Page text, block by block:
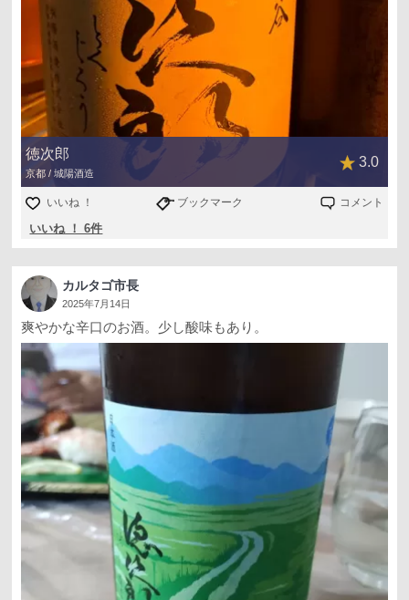
徳次郎
京都 / 城陽酒造
3.0
いいね ！ ブックマーク コメント
いいね ！ 6件
カルタゴ市長
2025年7月14日
爽やかな辛口のお酒。少し酸味もあり。